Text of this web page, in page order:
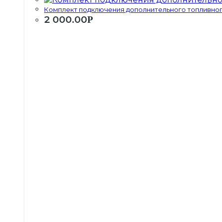
Комплект подключения дополнительного
2 000.00Р